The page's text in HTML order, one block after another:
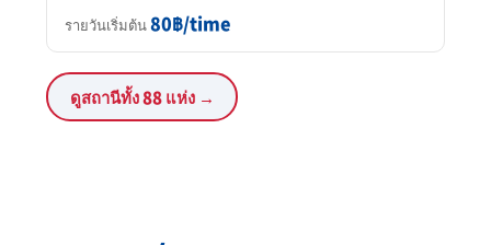
รายวันเริ่มต้น80฿/time
ดูสถานีทั้ง 88 แห่ง →